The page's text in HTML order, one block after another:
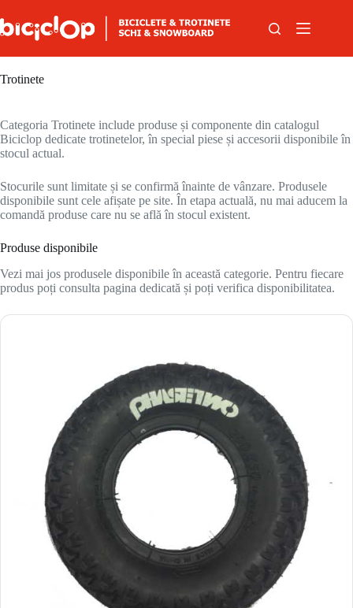
Trotinete
Categoria Trotinete include produse și componente din catalogul
Biciclop dedicate trotinetelor, în special piese și accesorii disponibile în
stocul actual.
Stocurile sunt limitate și se confirmă înainte de vânzare. Produsele
disponibile sunt cele afișate pe site. În etapa actuală, nu mai aducem la
comandă produse care nu se află în stocul existent.
Produse disponibile
Vezi mai jos produsele disponibile în această categorie. Pentru fiecare
produs poți consulta pagina dedicată și poți verifica disponibilitatea.